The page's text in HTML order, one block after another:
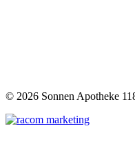
© 2026 Sonnen Apotheke